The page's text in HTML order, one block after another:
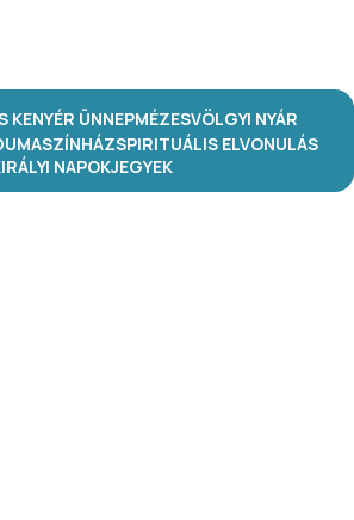
KENYÉR ÜNNEPMÉZESVÖLGYI NYÁR
SPIRITUÁLIS ELVONULÁS
NAPOKJEGYEK